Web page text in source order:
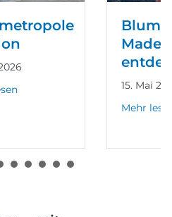
London
Blumeninsel
entdecken
about